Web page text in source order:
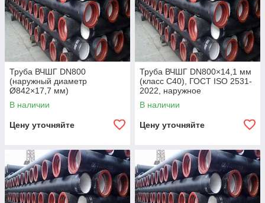
Труба ВЧШГ DN800
(наружный диаметр
Ø842×17,7 мм)
В наличии
Цену уточняйте
Труба ВЧШГ DN800×14,1 мм
(класс C40), ГОСТ ISO 2531-
2022, наружное
полиуретановое покрытие,
внутреннее цементно-
В наличии
Цену уточняйте